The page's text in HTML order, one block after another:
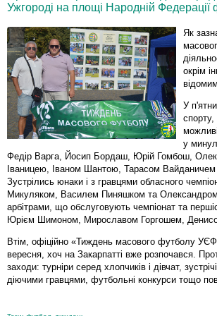
Ужгороді на площі Народній Федерації
Як
окрім
У
у
Федір Варга, Йосип Бордаш, Юрій Гомбош,
Іваницею, Іваном Шантою, Тарасом
Зустрілись юнаки і з гравцями обласного
Микуляком, Василем Пиняшком та
арбітрами, що обслуговують чемпіонат та
Юрієм Шимоном, Мирославом Горгошем,
Втім, офіційно «Тиждень масового футболу
вересня, хоч на Закарпатті вже розпочався.
заходи: турніри серед хлопчиків і дівчат,
діючими гравцями, футбольні конкурси тощо